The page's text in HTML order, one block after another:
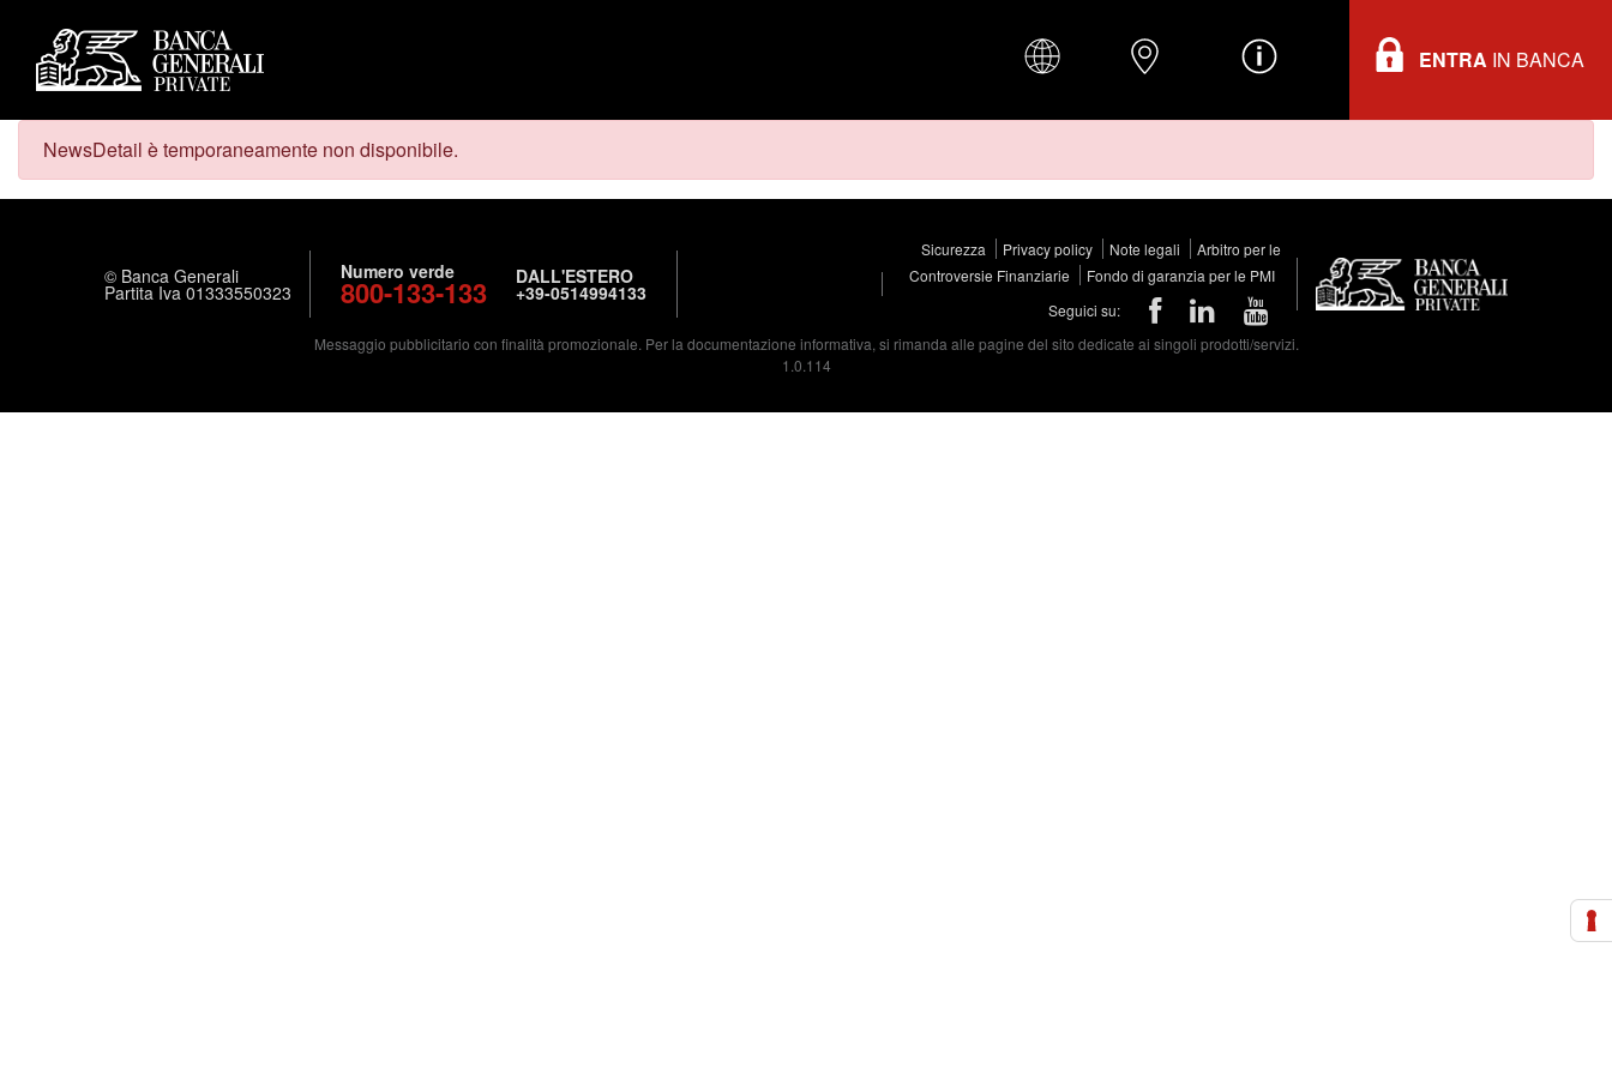
ENTRA IN BANCA
NewsDetail è temporaneamente non disponibile.
© Banca Generali
Partita Iva 01333550323
Numero verde
800-133-133 DALL'ESTERO
+39-0514994133
Sicurezza Privacy policy Note legali
Arbitro per le
Controversie Finanziarie
Fondo di garanzia per le PMI
Seguici su:
Messaggio pubblicitario con finalità promozionale. Per la documentazione informativa, si rimanda alle pagine del sito dedicate ai singoli prodotti/servizi.
1.0.114